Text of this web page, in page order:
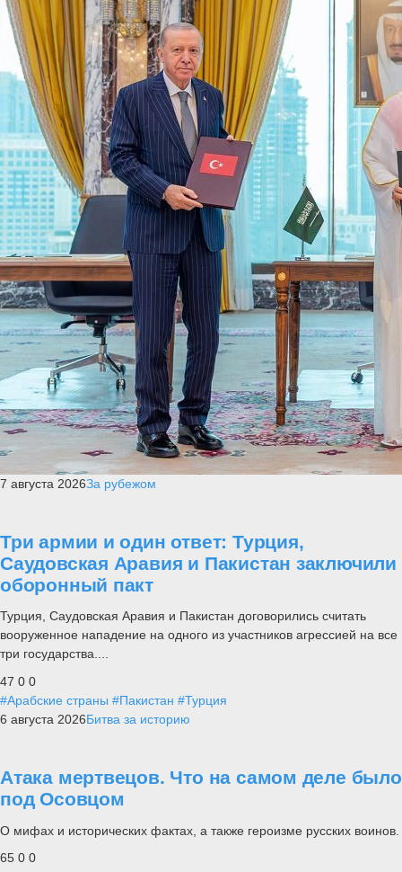
7 августа 2026За рубежом
Три армии и один ответ: Турция,
Саудовская Аравия и Пакистан заключили
оборонный пакт
Турция, Саудовская Аравия и Пакистан договорились считать
вооруженное нападение на одного из участников агрессией на все
три государства....
47 0 0
#Арабские страны #Пакистан #Турция
6 августа 2026Битва за историю
Атака мертвецов. Что на самом деле было
под Осовцом
О мифах и исторических фактах, а также героизме русских воинов.
65 0 0